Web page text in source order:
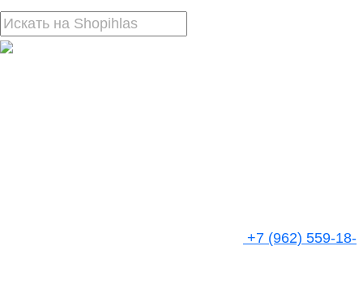
+7 (962) 559-18-